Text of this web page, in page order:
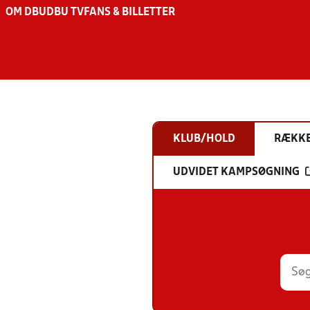
OM DBU DBU TV FANS & BILLETTER
KLUB/HOLD
UDVIDET KAMPSØGNING